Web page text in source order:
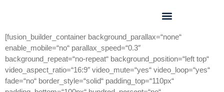
[fusion_builder_container background_parallax=“none“
enable_mobile=“no“ parallax_speed=“0.3″
background_repeat=“no-repeat“ background_position=“left top“
video_aspect_ratio=“16:9″ video_mute=“yes“ video_loop=“yes“
fade=“no“ border_style=“solid“ padding_top=“110px“